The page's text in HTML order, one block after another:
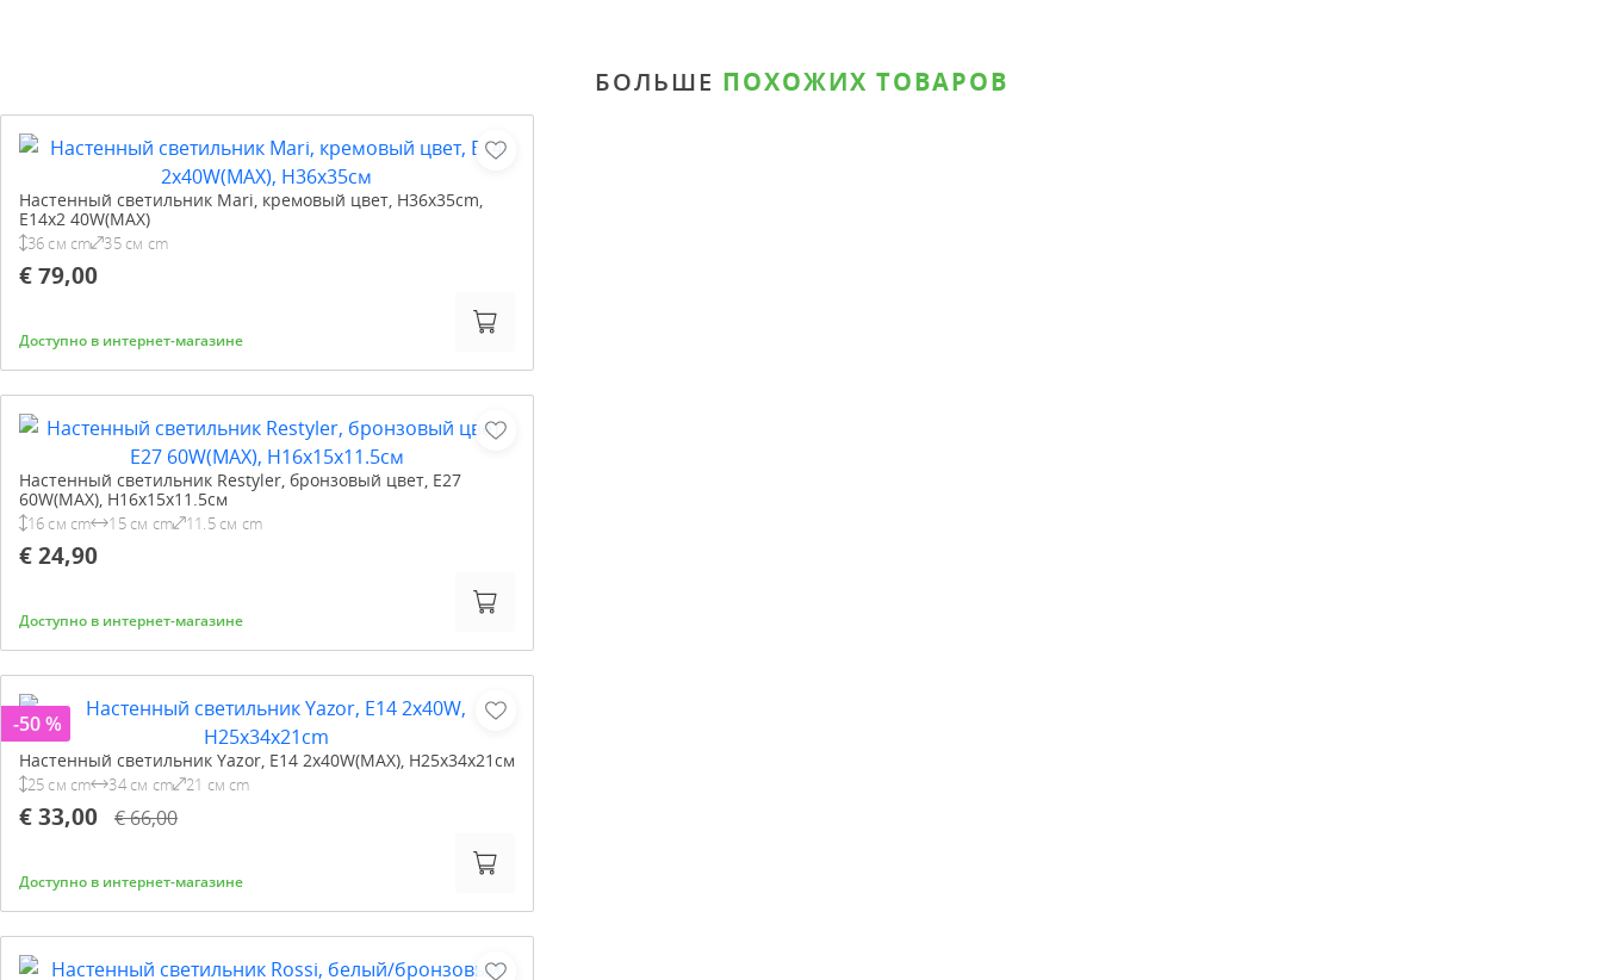
БОЛЬШЕ ПОХОЖИХ ТОВАРОВ
Настенный светильник Mari, кремовый цвет, H36x35cm,
E14x2 40W(MAX)
36 см cm 35 см cm
€ 79,00
Доступно в интернет-магазине
Настенный светильник Restyler, бронзовый цвет, E27
60W(MAX), H16x15x11.5см
16 см cm 15 см cm 11.5 см cm
€ 24,90
Доступно в интернет-магазине
Настенный светильник Yazor, E14 2x40W(MAX), H25x34x21см
25 см cm 34 см cm 21 см cm
€ 33,00 € 66,00
Доступно в интернет-магазине
-50 %